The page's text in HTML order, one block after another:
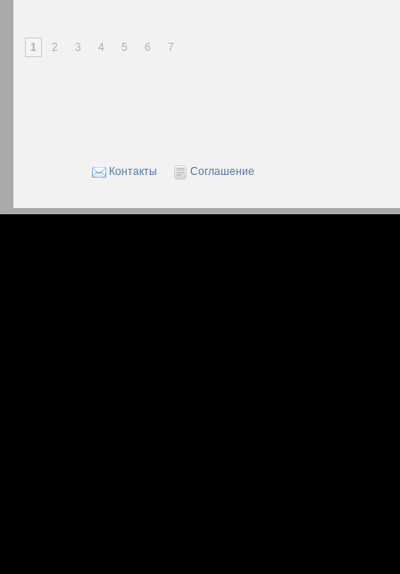
1 2 3 4 5 6 7
Контакты Соглашение